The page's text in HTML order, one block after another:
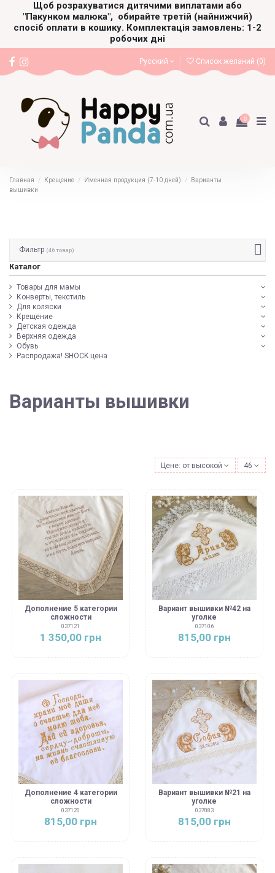
Щоб розрахуватися дитячими виплатами або
"Пакунком малюка", обирайте третій (найнижчий)
спосіб оплати в кошику. Комплектація замовлень: 1-2
робочих дні
Русский Список желаний (0)
0
Главная Крещение Именная продукция (7-10 дней)
Варианты
вышивки
Варианты вышивки
Цене: от высокой к низкой
46
Дополнение 5 категории
сложности
037121
1 350,00 грн
Вариант вышивки №42 на
уголке
037106
815,00 грн
Дополнение 4 категории
сложности
037120
815,00 грн
Вариант вышивки №21 на
уголке
037083
815,00 грн
Фильтр (46 товар)
Каталог
Товары для мамы
Конверты, текстиль
Для коляски
Крещение
Детская одежда
Верхняя одежда
Обувь
Распродажа! SHOCK цена